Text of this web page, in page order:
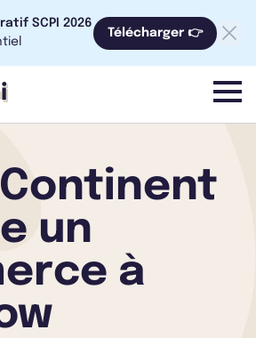
SCPI 2026
Télécharger 👉
menu
un
à